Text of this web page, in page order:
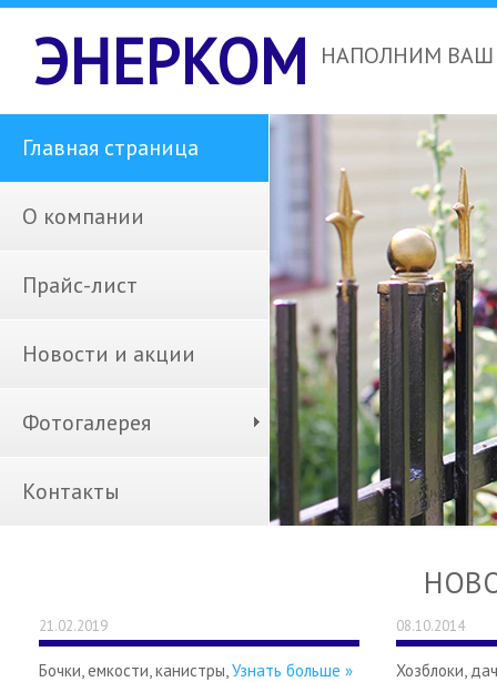
ЭНЕРКОМ НАПОЛНИМ
Главная страница
О компании
Прайс-лист
Новости и акции
Фотогалерея
Контакты
21.02.2019
Бочки, емкости, канистры,Узнать больше »
08.10.2014
Хозблоки,